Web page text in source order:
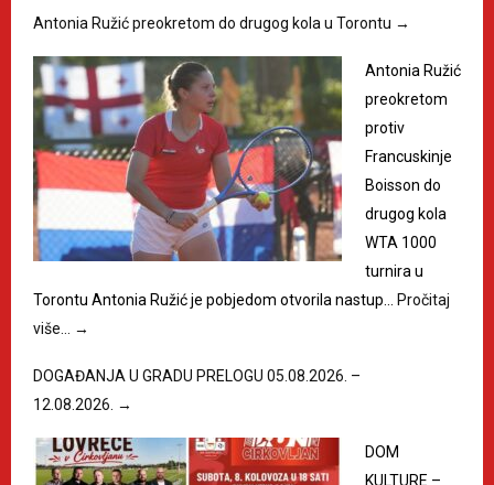
Antonia Ružić preokretom do drugog kola u Torontu →
Antonia Ružić
preokretom
protiv
Francuskinje
Boisson do
drugog kola
WTA 1000
turnira u
Torontu Antonia Ružić je pobjedom otvorila nastup… Pročitaj
više…
→
DOGAĐANJA U GRADU PRELOGU 05.08.2026. –
12.08.2026. →
DOM
KULTURE –